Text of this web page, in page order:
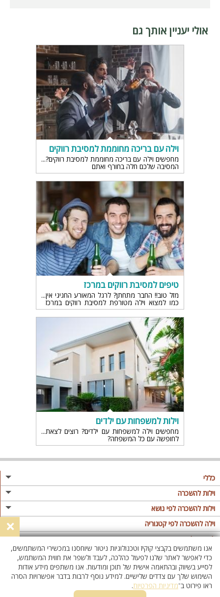
אולי יעניין אותך גם
וילה עם בריכה מחוממת למסיבת רווקים
מחפשים וילה עם בריכה מחוממת למסיבת רווקים?
המסיבה שלכם חלה בחורף ואתם
טיפים למסיבת רווקים במרכז
מזל טוב!! החבר מתחתן? לרגל המאורע החגיגי אין
כמו למצוא וילה מטורפת למסיבת רווקים במרכז
הארץ
וילות למשפחות עם ילדים
מחפשים וילה למשפחות עם ילדים? רוצים לצאת
לחופשה עם כל המשפחה?
כללי
מגזין
פרסום באתר
תקנון
מדיניות פרטיות
וילות להשכרה
וילות בצפון
וילות במרכז
וילות בדרום
וילות באילת
וילות בשרון
וילות באזור החרמון
וילות להשכרה לפי נושא
וילה לזוגות
וילות למשפחות
וילות לציבור הדתי
אירוח דרוזי
וילות למסיבות
וילה להשכרה לפי קטגוריה
וילות עם בריכה
וילה עם בריכה מחוממת
וילה עם בריכה מחוממת מקורה
וילות עם סאונה
לופטים להשכרה
לופט
לופטים בצפון
לופטים בדרום
×
אנו משתמשים בקבצי קוקיז וטכנולוגיות ניטור שיוחסנו במכשירי המשתמשים,
כדי לאפשר לאתר שלנו לפעול כהלכה, לעבד ולשפר את חווית המשתמש,
לסייע בשיווק ובהתאמה אישית של תוכן ומודעות. אנו משתפים מידע אודות
השימוש שלך עם צדדים שלישיים. למידע נוסף לרבות בדבר אפשרויות הסרה
ראו פירוט ב־מדיניות הפרטיות.